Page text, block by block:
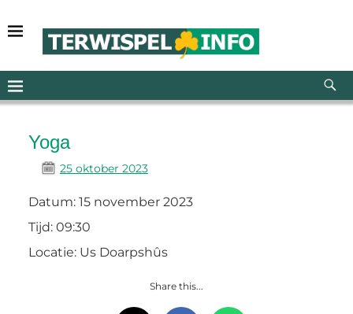
Yoga
25 oktober 2023
Datum: 15 november 2023
Tijd: 09:30
Locatie: Us Doarpshûs
Share this...